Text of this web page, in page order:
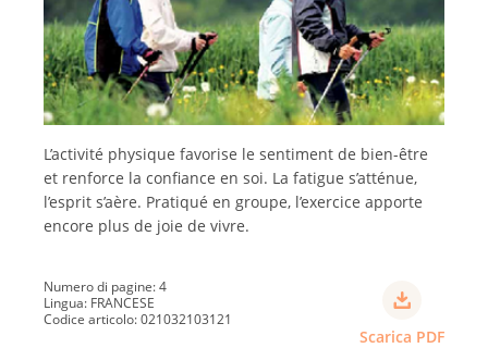
L’activité physique favorise le sentiment de bien-être
et renforce la confiance en soi. La fatigue s’atténue,
l’esprit s’aère. Pratiqué en groupe, l’exercice apporte
encore plus de joie de vivre.
Numero di pagine: 4
Lingua: FRANCESE
Codice articolo: 021032103121
Scarica PDF